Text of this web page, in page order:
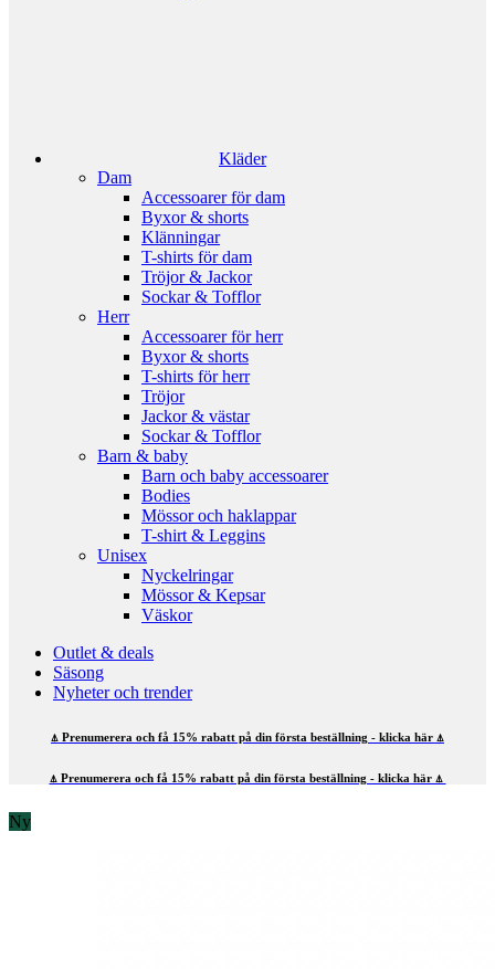
Kläder
Dam
Accessoarer för dam
Byxor & shorts
Klänningar
T-shirts för dam
Tröjor & Jackor
Sockar & Tofflor
Herr
Accessoarer för herr
Byxor & shorts
T-shirts för herr
Tröjor
Jackor & västar
Sockar & Tofflor
Barn & baby
Barn och baby accessoarer
Bodies
Mössor och haklappar
T-shirt & Leggins
Unisex
Nyckelringar
Mössor & Kepsar
Väskor
Outlet & deals
Säsong
Nyheter och trender
⍋ Prenumerera och få 15% rabatt på din första beställning - klicka här ⍋
⍋ Prenumerera och få 15% rabatt på din första beställning - klicka här ⍋
Ny